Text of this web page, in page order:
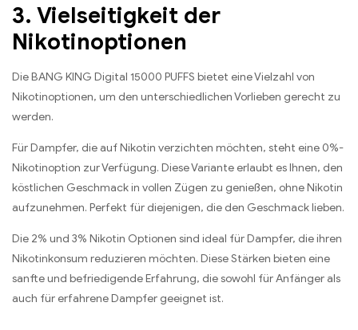
3. Vielseitigkeit der
Nikotinoptionen
Die BANG KING Digital 15000 PUFFS bietet eine Vielzahl von
Nikotinoptionen, um den unterschiedlichen Vorlieben gerecht zu
werden.
Für Dampfer, die auf Nikotin verzichten möchten, steht eine 0%-
Nikotinoption zur Verfügung. Diese Variante erlaubt es Ihnen, den
köstlichen Geschmack in vollen Zügen zu genießen, ohne Nikotin
aufzunehmen. Perfekt für diejenigen, die den Geschmack lieben.
Die 2% und 3% Nikotin Optionen sind ideal für Dampfer, die ihren
Nikotinkonsum reduzieren möchten. Diese Stärken bieten eine
sanfte und befriedigende Erfahrung, die sowohl für Anfänger als
auch für erfahrene Dampfer geeignet ist.